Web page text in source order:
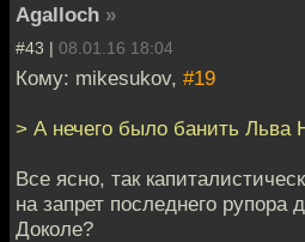
Agalloch »
#43 | 08.01.16 18:04
Кому: mikesukov, #19
> А нечего было банить Льва
Все ясно, так
на запрет последнего рупора
Доколе?